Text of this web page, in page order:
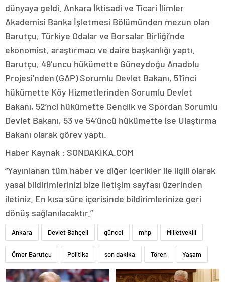
dünyaya geldi. Ankara İktisadi ve Ticari İlimler
Akademisi Banka İşletmesi Bölümünden mezun olan
Barutçu, Türkiye Odalar ve Borsalar Birliği’nde
ekonomist, araştırmacı ve daire başkanlığı yaptı.
Barutçu, 49’uncu hükümette Güneydoğu Anadolu
Projesi’nden (GAP) Sorumlu Devlet Bakanı, 51’inci
hükümette Köy Hizmetlerinden Sorumlu Devlet
Bakanı, 52’nci hükümette Gençlik ve Spordan Sorumlu
Devlet Bakanı, 53 ve 54’üncü hükümette ise Ulaştırma
Bakanı olarak görev yaptı.
Haber Kaynak : SONDAKIKA.COM
“Yayınlanan tüm haber ve diğer içerikler ile ilgili olarak
yasal bildirimlerinizi bize iletişim sayfası üzerinden
iletiniz. En kısa süre içerisinde bildirimlerinize geri
dönüş sağlanılacaktır.”
Ankara Devlet Bahçeli güncel mhp Milletvekili
Ömer Barutçu Politika son dakika Tören Yaşam